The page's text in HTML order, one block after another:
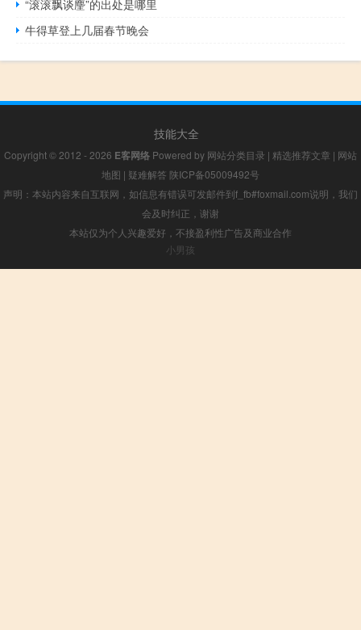
“滚滚飘谈麈”的出处是哪里
牛得草登上几届春节晚会
技能大全
Copyright © 2012 - 2026 E客网络 Powered by 网站分类目录 | 精选推荐文章 | 网站
地图 | 疑难解答 陕ICP备05009492号
声明：本站内容来自互联网，如信息有错误可发邮件到f_fb#foxmail.com说明，我们
会及时纠正，谢谢
本站仅为个人兴趣爱好，不接盈利性广告及商业合作
小男孩